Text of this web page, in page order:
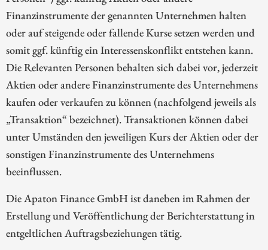
Finanzinstrumente der genannten Unternehmen halten
oder auf steigende oder fallende Kurse setzen werden und
somit ggf. künftig ein Interessenskonflikt entstehen kann.
Die Relevanten Personen behalten sich dabei vor, jederzeit
Aktien oder andere Finanzinstrumente des Unternehmens
kaufen oder verkaufen zu können (nachfolgend jeweils als
„Transaktion“ bezeichnet). Transaktionen können dabei
unter Umständen den jeweiligen Kurs der Aktien oder der
sonstigen Finanzinstrumente des Unternehmens
beeinflussen.
Die Apaton Finance GmbH ist daneben im Rahmen der
Erstellung und Veröffentlichung der Berichterstattung in
entgeltlichen Auftragsbeziehungen tätig.